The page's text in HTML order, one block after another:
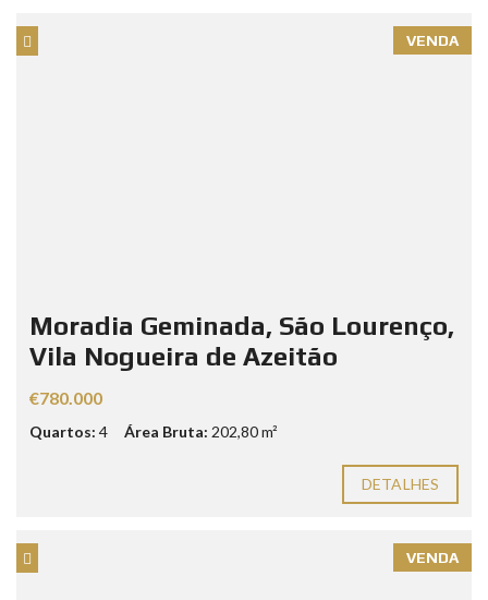
VENDA
Moradia Geminada, São Lourenço,
Vila Nogueira de Azeitão
€780.000
Quartos: 4 Área Bruta: 202,80 m²
DETALHES
VENDA